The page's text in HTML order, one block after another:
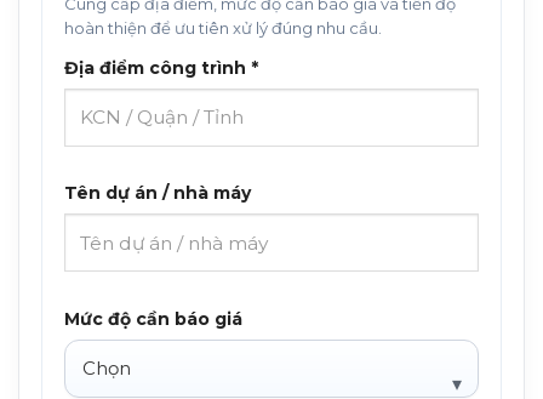
hoàn thiện để ưu tiên xử lý đúng nhu cầu.
Địa điểm công trình *
Tên dự án / nhà máy
Mức độ cần báo giá